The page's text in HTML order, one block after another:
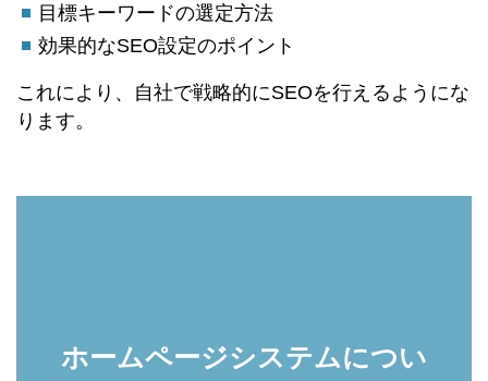
目標キーワードの選定方法
効果的なSEO設定のポイント
これにより、自社で戦略的にSEOを行えるようにな
ります。
ホームページシステムについ